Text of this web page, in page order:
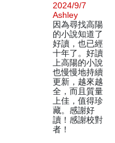
2024/9/7
Ashley
因為尋找高陽
的小說知道了
好讀，也已經
十年了。好讀
上高陽的小說
也慢慢地持續
更新，越來越
全，而且質量
上佳，值得珍
藏。感謝好
讀！感謝校對
者！